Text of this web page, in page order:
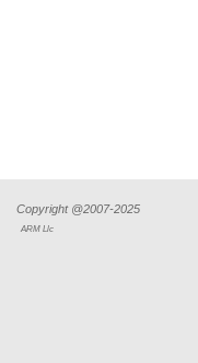
Copyright @2007-2025
ARM Llc